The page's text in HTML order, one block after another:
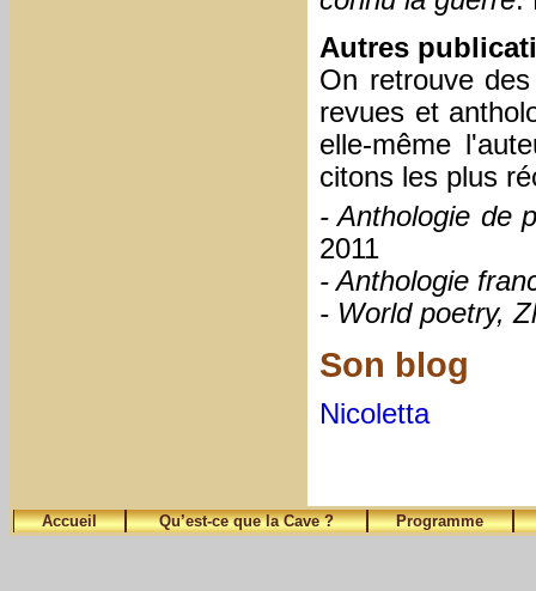
Autres
On retrouve
revues et
elle-même
citons les plus
- Anthologie de
2011
- Anthologie
- World poetry,
Son blog
Nicoletta
Accueil Qu’est-ce que la Cave ? Programme